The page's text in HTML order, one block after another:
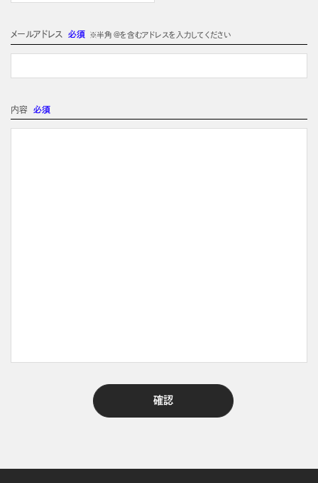
メールアドレス 必須 ※半角 @を含むアドレスを入力してください
内容 必須